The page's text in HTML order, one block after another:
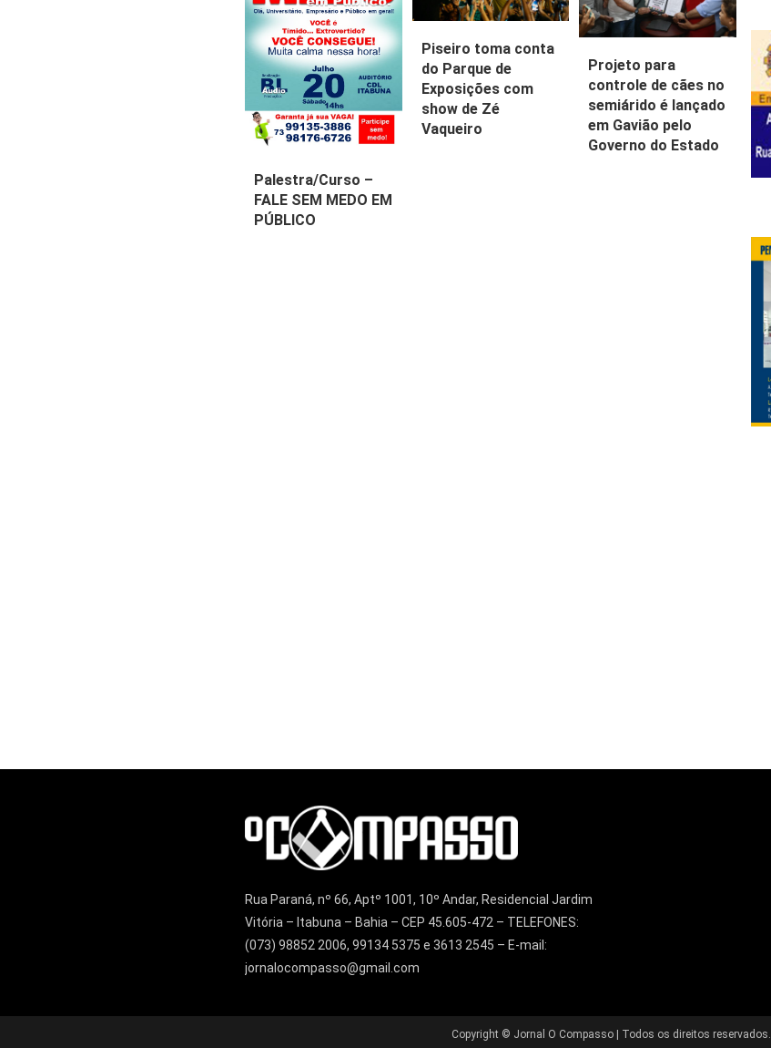
Palestra/Curso –
FALE SEM MEDO EM
PÚBLICO
Piseiro toma conta
do Parque de
Exposições com
show de Zé
Vaqueiro
Projeto para
controle de cães no
semiárido é lançado
em Gavião pelo
Governo do Estado
Rua Paraná, nº 66, Aptº 1001, 10º Andar, Residencial Jardim
Vitória – Itabuna – Bahia – CEP 45.605-472 – TELEFONES:
(073) 98852 2006, 99134 5375 e 3613 2545 – E-mail:
jornalocompasso@gmail.com
Copyright © Jornal O Compasso | Todos os direitos reservados.